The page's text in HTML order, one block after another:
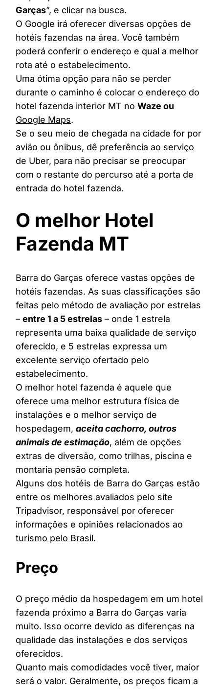
Garças”, e clicar na busca.
O Google irá oferecer diversas opções de
hotéis fazendas na área. Você também
poderá conferir o endereço e qual a melhor
rota até o estabelecimento.
Uma ótima opção para não se perder
durante o caminho é colocar o endereço do
hotel fazenda interior MT no Waze ou
Google Maps.
Se o seu meio de chegada na cidade for por
avião ou ônibus, dê preferência ao serviço
de Uber, para não precisar se preocupar
com o restante do percurso até a porta de
entrada do hotel fazenda.
O melhor Hotel
Fazenda MT
Barra do Garças oferece vastas opções de
hotéis fazendas. As suas classificações são
feitas pelo método de avaliação por estrelas
– entre 1 a 5 estrelas – onde 1 estrela
representa uma baixa qualidade de serviço
oferecido, e 5 estrelas expressa um
excelente serviço ofertado pelo
estabelecimento.
O melhor hotel fazenda é aquele que
oferece uma melhor estrutura física de
instalações e o melhor serviço de
hospedagem, aceita cachorro, outros
animais de estimação, além de opções
extras de diversão, como trilhas, piscina e
montaria pensão completa.
Alguns dos hotéis de Barra do Garças estão
entre os melhores avaliados pelo site
Tripadvisor, responsável por oferecer
informações e opiniões relacionados ao
turismo pelo Brasil.
Preço
O preço médio da hospedagem em um hotel
fazenda próximo a Barra do Garças varia
muito. Isso ocorre devido as diferenças na
qualidade das instalações e dos serviços
oferecidos.
Quanto mais comodidades você tiver, maior
será o valor. Geralmente, os preços ficam a